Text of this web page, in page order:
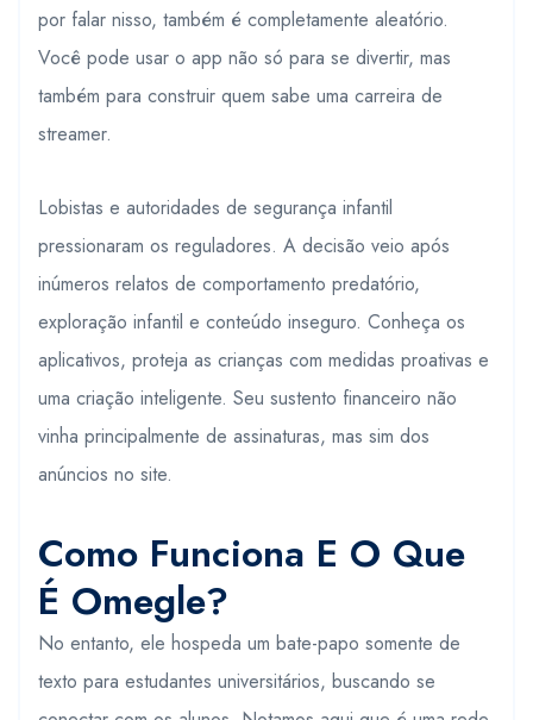
por falar nisso, também é completamente aleatório.
Você pode usar o app não só para se divertir, mas
também para construir quem sabe uma carreira de
streamer.
Lobistas e autoridades de segurança infantil
pressionaram os reguladores. A decisão veio após
inúmeros relatos de comportamento predatório,
exploração infantil e conteúdo inseguro. Conheça os
aplicativos, proteja as crianças com medidas proativas e
uma criação inteligente. Seu sustento financeiro não
vinha principalmente de assinaturas, mas sim dos
anúncios no site.
Como Funciona E O Que
É Omegle?
No entanto, ele hospeda um bate-papo somente de
texto para estudantes universitários, buscando se